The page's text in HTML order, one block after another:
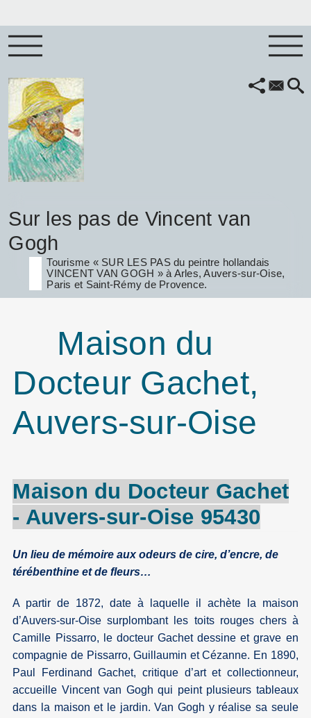
Sur les pas de Vincent van
Gogh
Tourisme « SUR LES PAS du peintre hollandais
VINCENT VAN GOGH » à Arles, Auvers-sur-Oise,
Paris et Saint-Rémy de Provence.
Maison du
Docteur Gachet,
Auvers-sur-Oise
Maison du Docteur Gachet
- Auvers-sur-Oise 95430
Un lieu de mémoire aux odeurs de cire, d’encre, de
térébenthine et de fleurs…
A partir de 1872, date à laquelle il achète la maison
d’Auvers-sur-Oise surplombant les toits rouges chers à
Camille Pissarro, le docteur Gachet dessine et grave en
compagnie de Pissarro, Guillaumin et Cézanne. En 1890,
Paul Ferdinand Gachet, critique d’art et collectionneur,
accueille Vincent van Gogh qui peint plusieurs tableaux
dans la maison et le jardin. Van Gogh y réalise sa seule